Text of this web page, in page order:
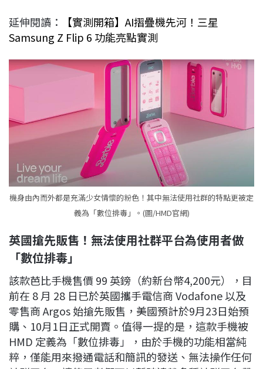
延伸閱讀：
【實測開箱】AI摺疊機先河！三星
Samsung Z Flip 6 功能亮點實測
機身由內而外都是充滿少女情懷的粉色！其中無法使用社群的特點更被定
義為「數位排毒」。(圖/HMD官網)
英國搶先販售！無法使用社群平台為使用者做
「數位排毒」
該款芭比手機售價 99 英鎊（約新台幣4,200元），目
前在 8 月 28 日已於英國攜手電信商 Vodafone 以及
零售商 Argos 始搶先販售，美國預計於9月23日始預
購、10月1日正式開賣。值得一提的是，這款手機被
HMD 定義為「數位排毒」，由於手機的功能相當純
粹，僅能用來撥通電話和簡訊的發送、無法操作任何